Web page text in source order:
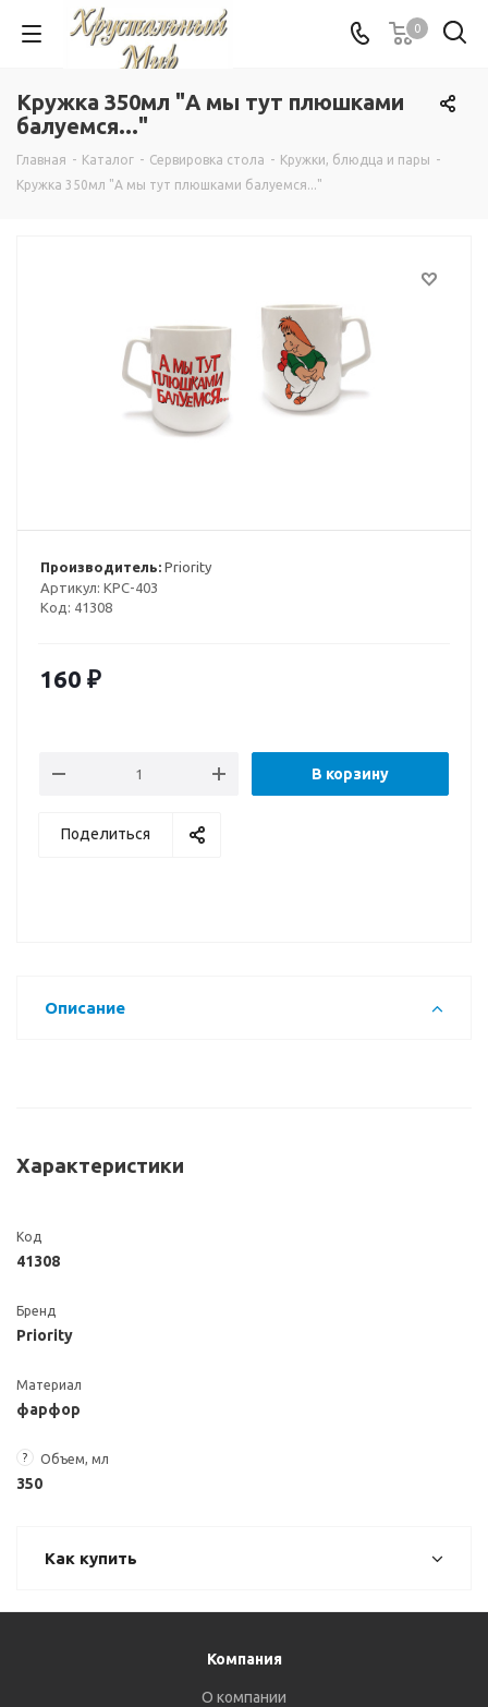
0
Кружка 350мл "А мы тут плюшками
балуемся..."
Главная - Каталог - Сервировка стола - Кружки, блюдца и пары -
Кружка 350мл "А мы тут плюшками балуемся..."
Производитель: Priority
Артикул: КРС-403
Код: 41308
160 ₽
В корзину
Поделиться
Описание
Характеристики
Код
41308
Бренд
Priority
Материал
фарфор
? Объем, мл
350
Как купить
Компания
О компании